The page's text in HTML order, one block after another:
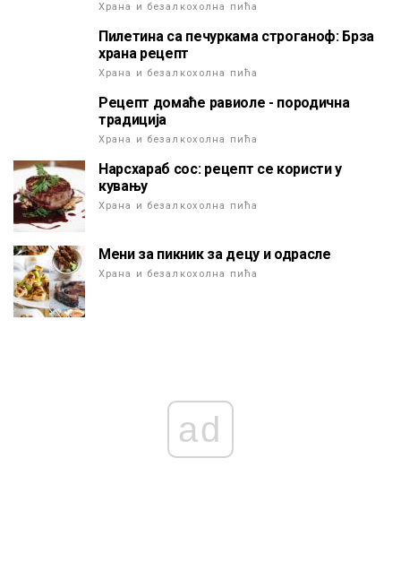
Храна и безалкохолна пића
Пилетина са печуркама строганоф: Брза
храна рецепт
Храна и безалкохолна пића
Рецепт домаће равиоле - породична
традиција
Храна и безалкохолна пића
Нарсхараб сос: рецепт се користи у
кувању
Храна и безалкохолна пића
Мени за пикник за децу и одрасле
Храна и безалкохолна пића
ad